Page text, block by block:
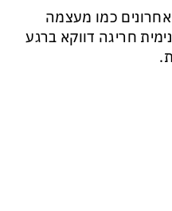
כמו מעצמה
חריגה דווקא ברגע